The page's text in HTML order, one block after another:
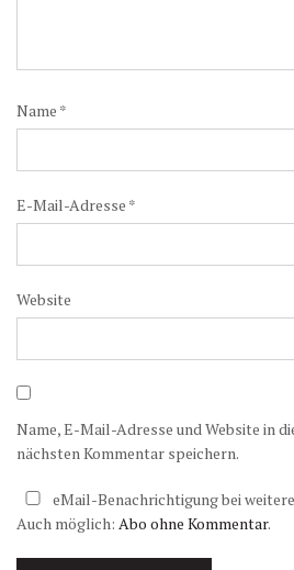
Name *
E-Mail-Adresse *
Website
Name, E-Mail-Adresse und Website in
nächsten Kommentar speichern.
eMail-Benachrichtigung bei
Auch möglich: Abo ohne Kommentar.